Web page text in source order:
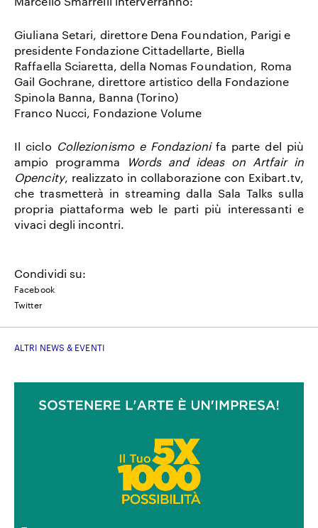
Giuliana Setari, direttore Dena Foundation, Parigi e
presidente Fondazione Cittadellarte, Biella
Raffaella Sciaretta, della Nomas Foundation, Roma
Gail Gochrane, direttore artistico della Fondazione
Spinola Banna, Banna (Torino)
Franco Nucci, Fondazione Volume
Il ciclo Collezionismo e Fondazioni fa parte del più
ampio programma
Words and ideas on Artfair in
Opencity, realizzato in collaborazione con Exibart.tv,
che trasmetterà in streaming dalla Sala Talks sulla
propria piattaforma web le parti più interessanti e
vivaci degli incontri.
Condividi su:
Facebook
Twitter
ALTRI NEWS & EVENTI